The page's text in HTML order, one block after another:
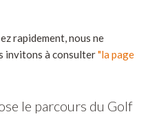
rapidement, nous ne
invitons à consulter"la page
le parcours du Golf